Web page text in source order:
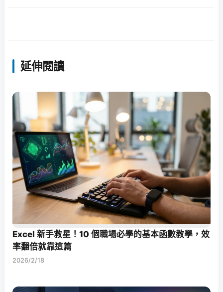
延伸閱讀
Excel 新手救星！10 個職場必學的基本函數教學，效
率翻倍就靠這篇
2026/2/18